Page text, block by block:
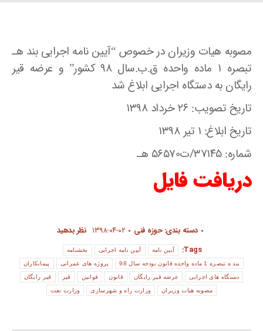
مصوبه هیات وزیران در خصوص “آیین نامه اجرایی بند هـ
تبصره ۱ ماده واحده ق.ب.سال ۹۸ کشور” و عرضه قیر
رایگان به دستگاه اجرایی ابلاغ شد
تاریخ تصویب: ۲۶ خرداد ۱۳۹۸
تاریخ ابلاغ: ۱ تیر ۱۳۹۸
شماره: ۳۷۱۴۵/ت56570 هـ
دریافت فایل
دسته بندی:حوزه فنی ۱۳۹۸-۰۴-۰۲ نظر بدهید
Tags:
آیین نامه آیین نامه اجرایی بخشنامه
بند ه تبصره 1 ماده واحده قانون بودجه سال 98 پروژه های عمرانی پیمانکاران
دستگاه های اجرایی عرضه قیر رایگان قانون قوانین قیر قیر رایگان
مصوبه هیات وزیران وزارت راه و شهرسازی وزارت نفت